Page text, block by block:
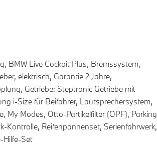
BMW Live Cockpit Plus, Bremssystem,
elektrisch, Garantie 2 Jahre,
Getriebe: Steptronic Getriebe mit
i-Size für Beifahrer, Lautsprechersystem,
My Modes, Otto-Partikelfilter (OPF), Parking
Kontrolle, Reifenpannenset, Serienfahrwerk,
Hilfe-Set